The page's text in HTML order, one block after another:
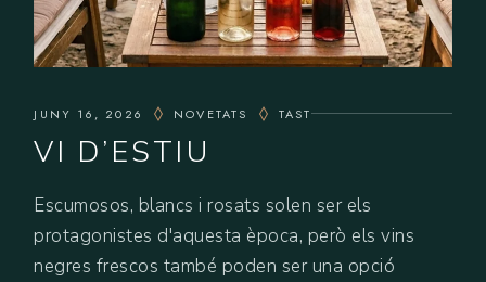
JUNY 16, 2026 NOVETATS TAST
VI D’ESTIU
Escumosos, blancs i rosats solen ser els
protagonistes d'aquesta època, però els vins
negres frescos també poden ser una opció